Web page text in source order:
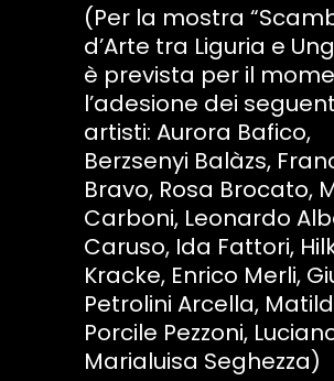
(Per la mostra
d’Arte tra Liguria e
è prevista per il
l’adesione dei
artisti: Aurora Bafico,
Berzsenyi Balàzs,
Bravo, Rosa Brocato,
Carboni, Leonardo
Caruso, Ida Fattori,
Kracke, Enrico Merli,
Petrolini Arcella,
Porcile Pezzoni,
Marialuisa Seghezza)